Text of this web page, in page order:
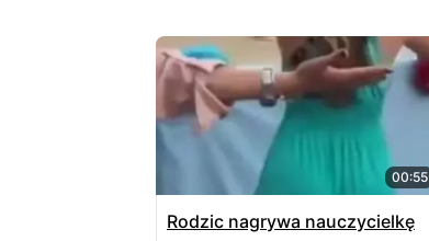
00:55
Rodzic nagrywa nauczycielkę